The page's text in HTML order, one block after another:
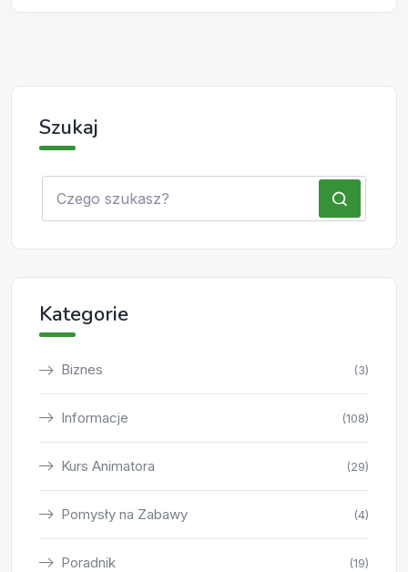
Szukaj
Kategorie
Biznes (3)
Informacje (108)
Kurs Animatora (29)
Pomysły na Zabawy (4)
Poradnik (19)